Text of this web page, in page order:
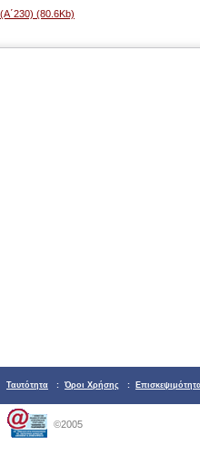
(80.6Kb)
Ταυτότητα : Όροι Χρήσης :
©2005